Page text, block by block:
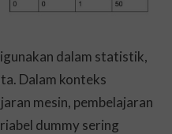
dalam statistik,
Dalam konteks
mesin, pembelajaran
dummy sering